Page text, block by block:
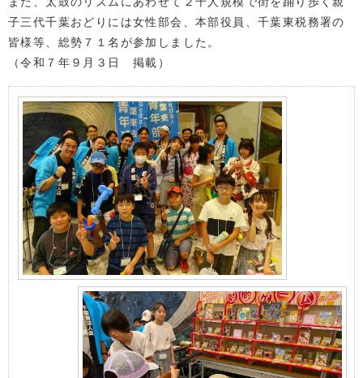
子三代千葉おどりには女性部会、本部役員、千葉東税務署の
皆様等、総勢７１名が参加しました。
（令和７年９月３日 掲載）